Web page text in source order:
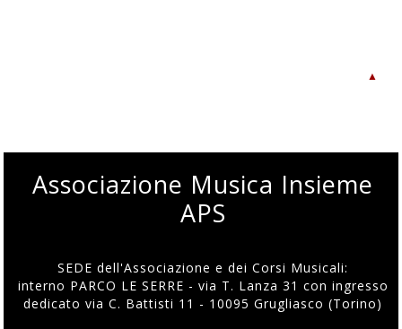
▲
Associazione Musica Insieme
APS
SEDE dell'Associazione e dei Corsi Musicali:
interno PARCO LE SERRE - via T. Lanza 31 con ingresso
dedicato via C. Battisti 11 - 10095 Grugliasco (Torino)